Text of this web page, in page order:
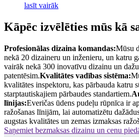
lasīt vairāk
Kāpēc izvēlēties mūs kā
Profesionālas dizaina komandas:Mūsu
nekā 20 dizaineru un inženieru, un katru
vairāk nekā 300 inovatīvu dizainu un
patentēsim.Kvalitātes vadības sistēma:
kvalitātes inspektoru, kas pārbauda katru
starptautiskajiem pārbaudes standartiem.
līnijas:Everičas ūdens pudeļu rūpnīca ir
ražošanas līnijām, lai automatizētu
augstas kvalitātes un zemas izmaksas
Saņemiet bezmaksas dizainu un cenu